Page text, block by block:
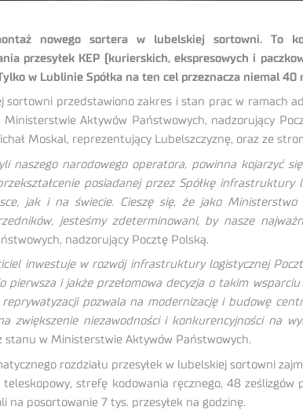
nowego sortera w lubelskiej sortowni. To
przesyłek KEP (kurierskich, ekspresowych i
w Lublinie Spółka na ten cel przeznacza niemal 40
sortowni przedstawiono zakres i stan prac w ramach
Aktywów Państwowych, nadzorujący
Moskal, reprezentujący Lubelszczyznę, oraz ze
naszego narodowego operatora, powinna kojarzyć
posiadanej przez Spółkę
jak i na świecie. Cieszę się, że jako
jesteśmy zdeterminowani, by nasze
nadzorujący Pocztę Polską.
inwestuje w rozwój infrastruktury logistycznej
pierwsza i jakże przełomowa decyzja o takim
pozwala na modernizację i budowę
zwiększenie niezawodności i konkurencyjności na
stanu w Ministerstwie Aktywów Państwowych.
rozdziału przesyłek w lubelskiej sortowni
strefę kodowania ręcznego, 48
na posortowanie 7 tys. przesyłek na godzinę.